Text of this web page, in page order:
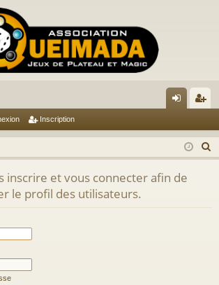
ne
xi
on
cri
pti
Inscription
e
inscrire et vous connecter afin de
le profil des utilisateurs.